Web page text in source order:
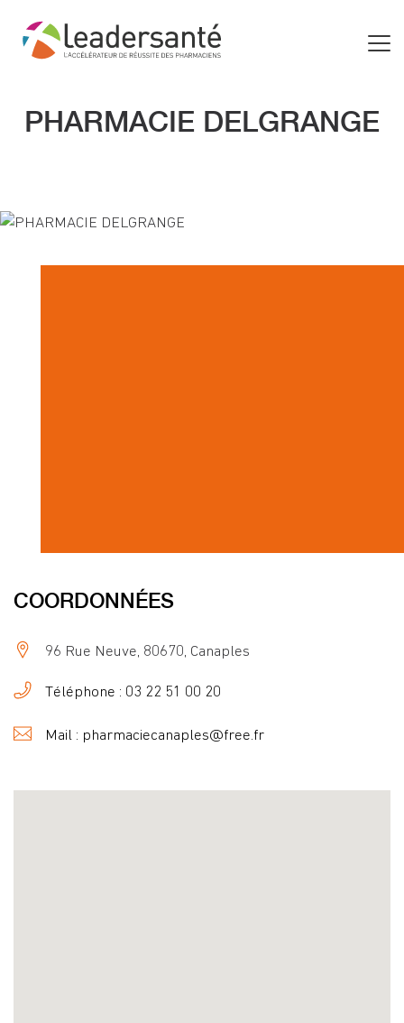
PHARMACIE DELGRANGE
COORDONNÉES
96 Rue Neuve, 80670, Canaples
Téléphone : 03 22 51 00 20
Mail : pharmaciecanaples@free.fr